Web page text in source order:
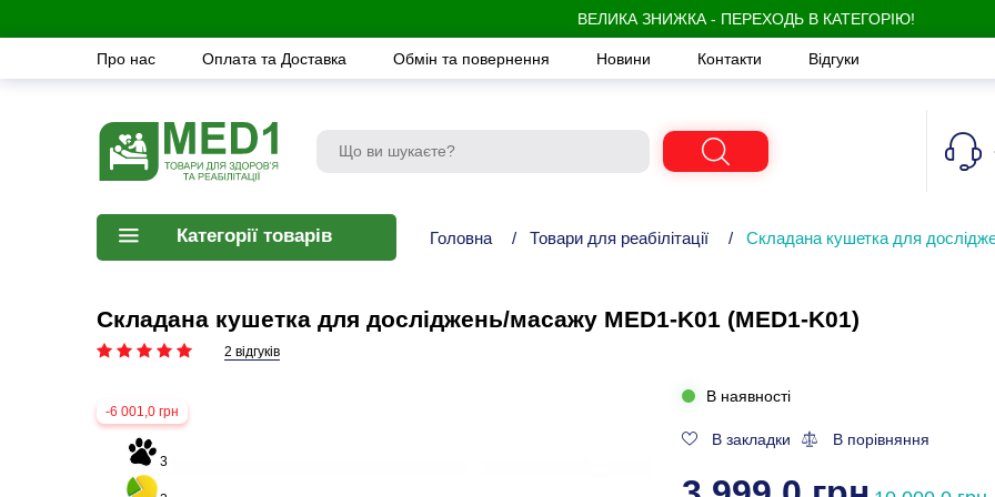
ВЕЛИКА ЗНИЖКА - ПЕРЕХОДЬ В КАТЕГОРІЮ!
Про нас Оплата та Доставка Обмін та повернення Новини Контакти Відгуки
Категорії товарів Головна / Товари для реабілітації / Складана кушетка для
Складана кушетка для досліджень/масажу MED1-K01 (MED1-K01)
2 відгуків
-6 001,0 грн
3
В наявності
В закладки В порівняння